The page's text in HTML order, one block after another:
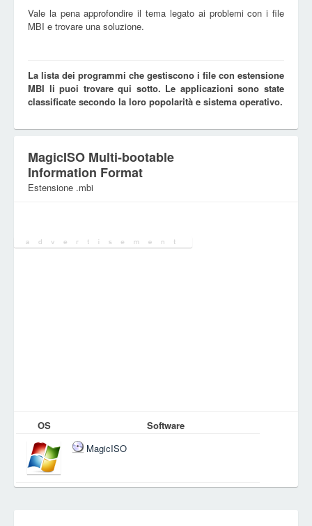
Vale la pena approfondire il tema legato ai problemi con i file
MBI e trovare una soluzione.
La lista dei programmi che gestiscono i file con estensione
MBI li puoi trovare qui sotto. Le applicazioni sono state
classificate secondo la loro popolarità e sistema operativo.
MagicISO Multi-bootable
Information Format
Estensione .mbi
OS
Software
MagicISO